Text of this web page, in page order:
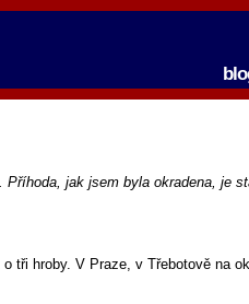
. Příhoda, jak jsem byla okradena, je
tři hroby. V Praze, v Třebotově na